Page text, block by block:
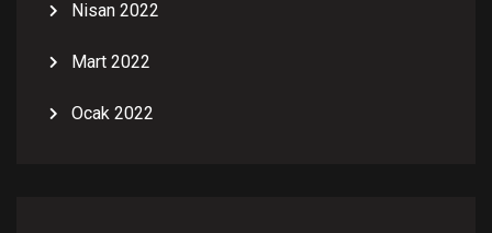
Nisan 2022
Mart 2022
Ocak 2022